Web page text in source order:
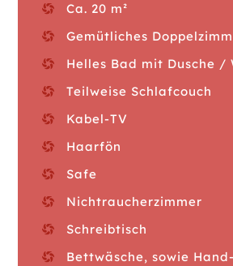
Ca. 20 m²
Gemütliches
Helles Bad mit Dusche /
Teilweise Schlafcouch
Kabel-TV
Haarfön
Safe
Nichtraucherzimmer
Schreibtisch
Bettwäsche, sowie